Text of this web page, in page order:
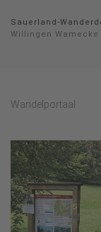
Sauerland-
Willingen Wamecke
Wandelportaal